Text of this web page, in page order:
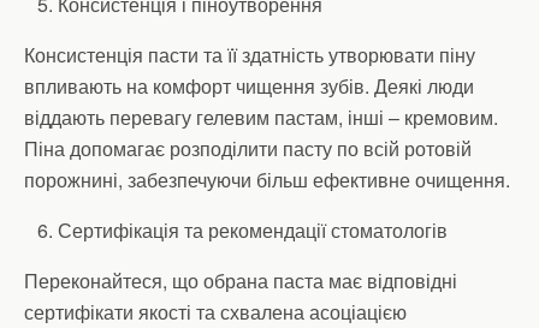
Консистенція пасти та її здатність утворювати піну
впливають на комфорт чищення зубів. Деякі люди
віддають перевагу гелевим пастам, інші – кремовим.
Піна допомагає розподілити пасту по всій ротовій
порожнині, забезпечуючи більш ефективне очищення.
Сертифікація та рекомендації стоматологів
Переконайтеся, що обрана паста має відповідні
сертифікати якості та схвалена асоціацією